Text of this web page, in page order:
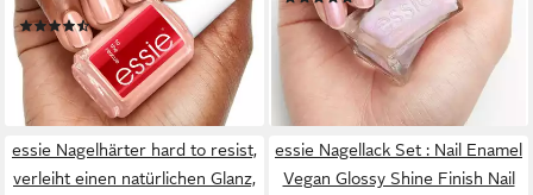
(3)
11,99 €
(888,15 €/ 1 l)
lieferbar - in 2-3 Werktagen bei dir
11,99 €
(888,15 €/ 1 l)
lieferbar - in 2-3 Werktagen bei dir
essie Nagelhärter hard to resist,
verleiht einen natürlichen Glanz,
essie Nagellack Set : Nail Enamel
Vegan Glossy Shine Finish Nail